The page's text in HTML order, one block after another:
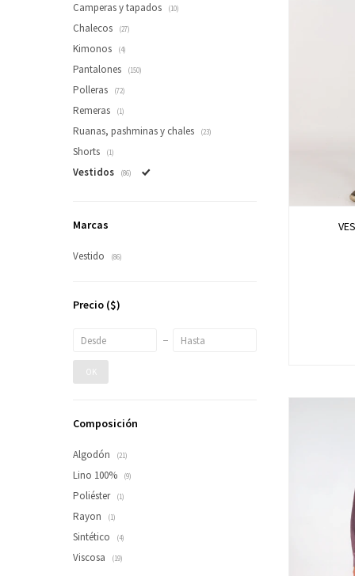
Camperas y tapados (10)
Chalecos (27)
Kimonos (4)
Pantalones (150)
Polleras (72)
Remeras (1)
Ruanas, pashminas y chales (23)
Shorts (1)
Vestidos (86)
Marcas
Vestido (86)
Precio ($)
OK
Composición
Algodón (21)
Lino 100% (9)
Poliéster (1)
Rayon (1)
Sintético (4)
Viscosa (19)